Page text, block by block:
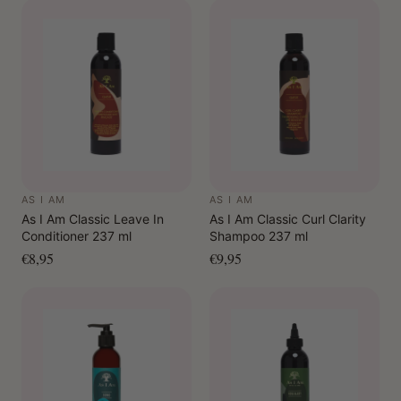
AS I AM
As I Am Classic Leave In
Conditioner 237 ml
€8,95
AS I AM
As I Am Classic Curl Clarity
Shampoo 237 ml
€9,95